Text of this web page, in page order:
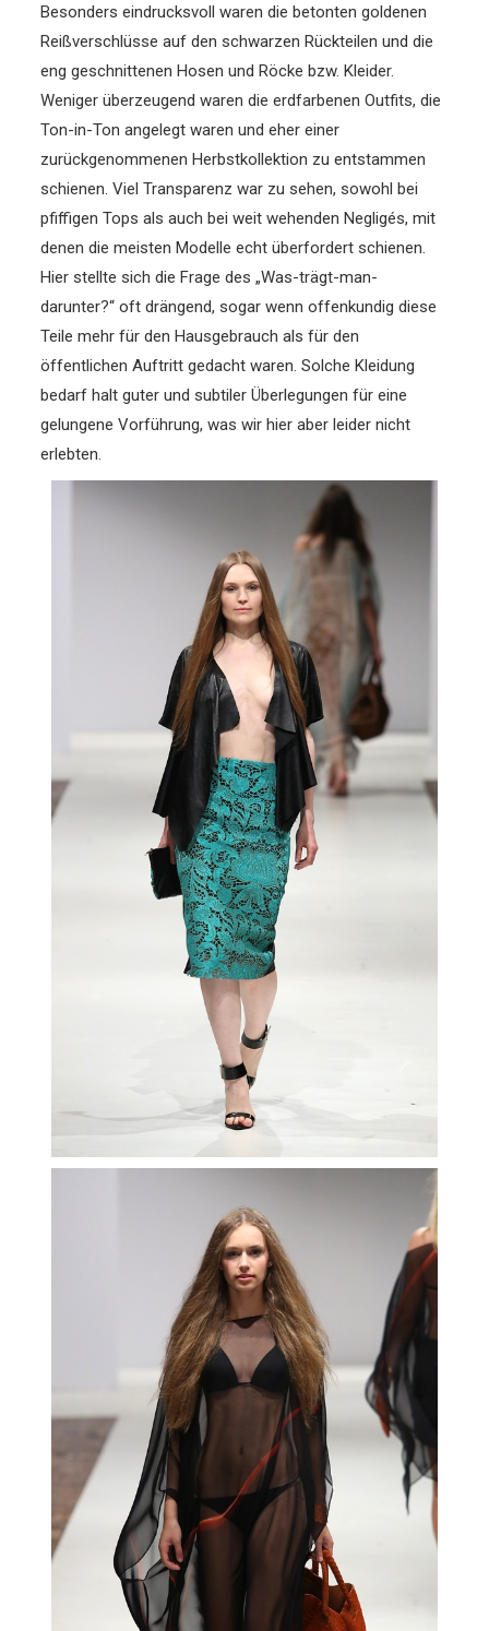
Besonders eindrucksvoll waren die betonten goldenen
Reißverschlüsse auf den schwarzen Rückteilen und die
eng geschnittenen Hosen und Röcke bzw. Kleider.
Weniger überzeugend waren die erdfarbenen Outfits, die
Ton-in-Ton angelegt waren und eher einer
zurückgenommenen Herbstkollektion zu entstammen
schienen. Viel Transparenz war zu sehen, sowohl bei
pfiffigen Tops als auch bei weit wehenden Negligés, mit
denen die meisten Modelle echt überfordert schienen.
Hier stellte sich die Frage des „Was-trägt-man-
darunter?“ oft drängend, sogar wenn offenkundig diese
Teile mehr für den Hausgebrauch als für den
öffentlichen Auftritt gedacht waren. Solche Kleidung
bedarf halt guter und subtiler Überlegungen für eine
gelungene Vorführung, was wir hier aber leider nicht
erlebten.